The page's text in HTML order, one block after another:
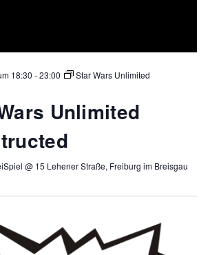
18:30 -23:00
Star Wars Unlimited
Unlimited
@ 15 Lehener Straße, Freiburg im Breisgau